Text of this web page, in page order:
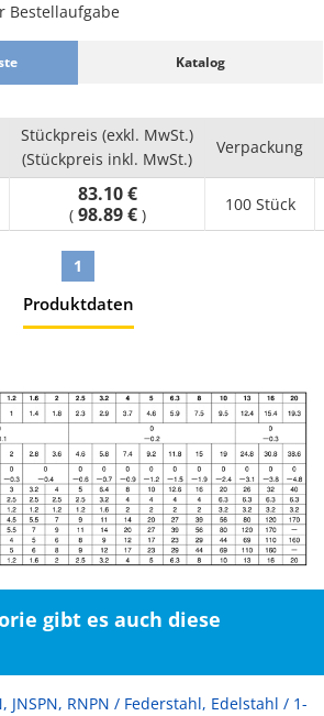
Bestellaufgabe
Katalog
Stückpreis (exkl. MwSt.)
(Stückpreis inkl. MwSt.)
Verpackung
83.10 €
( 98.89 € )
100 Stück
1
Produktdaten
gibt es auch diese
JNSPN, RNPN / Federstahl, Edelstahl / 1-